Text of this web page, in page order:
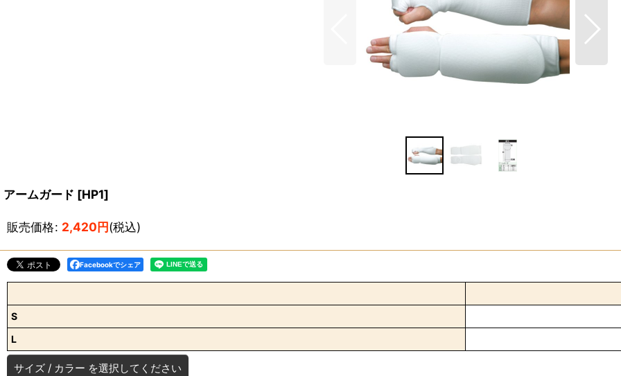
アームガード [HP1]
販売価格: 2,420円(税込)
Facebookでシェア
S
L
サイズ / カラー を選択してください